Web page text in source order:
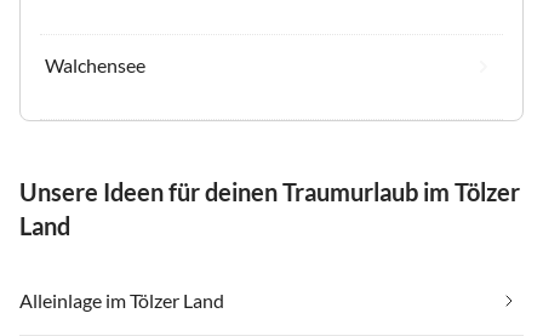
Walchensee
Unsere Ideen für deinen Traumurlaub im Tölzer
Land
Alleinlage im Tölzer Land